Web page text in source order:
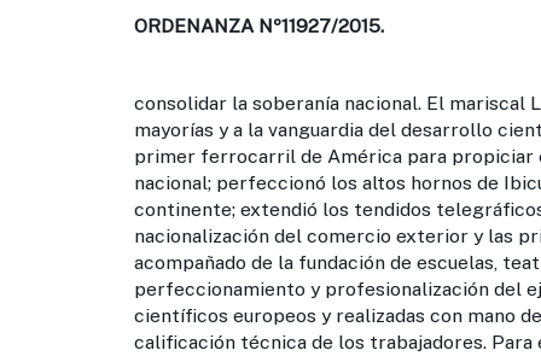
ORDENANZA Nº11927/2015.
consolidar la soberanía nacional. El mariscal
mayorías y a la vanguardia del desarrollo
primer ferrocarril de América para propiciar
nacional; perfeccionó los altos hornos de
continente; extendió los tendidos
nacionalización del comercio exterior y las
acompañado de la fundación de escuelas,
perfeccionamiento y profesionalización del
científicos europeos y realizadas con mano
calificación técnica de los trabajadores.